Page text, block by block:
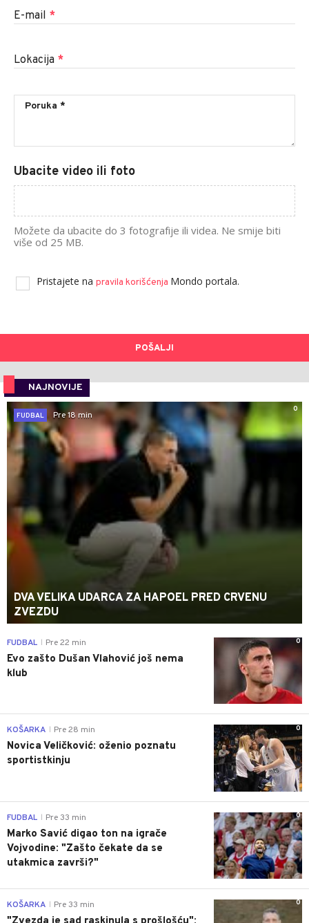
E-mail *
Lokacija *
Ubacite video ili foto
Možete da ubacite do 3 fotografije ili videa. Ne smije biti
više od 25 MB.
Pristajete na pravila korišćenja Mondo portala.
POŠALJI
NAJNOVIJE
0
FUDBAL
Pre 18 min
DVA VELIKA UDARCA ZA HAPOEL PRED CRVENU
ZVEZDU
0
FUDBAL Pre 22 min
Evo zašto Dušan Vlahović još nema
klub
0
KOŠARKA Pre 28 min
Novica Veličković: oženio poznatu
sportistkinju
0
FUDBAL Pre 33 min
Marko Savić digao ton na igrače
Vojvodine: "Zašto čekate da se
utakmica završi?"
0
KOŠARKA Pre 33 min